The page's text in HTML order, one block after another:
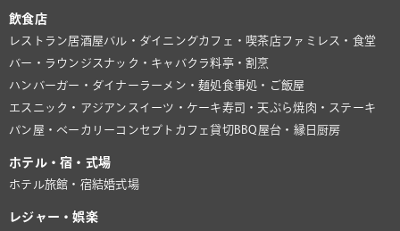
飲食店
レストラン居酒屋バル・ダイニングカフェ・喫茶店ファミレス・食堂
バー・ラウンジ スナック・キャバクラ料亭・割烹
ハンバーガー・ダイナーラーメン・麺処食事処・ご飯屋
エスニック・アジアン スイーツ・ケーキ寿司・天ぷら焼肉・ステーキ
パン屋・ベーカリー コンセプトカフェ貸切BBQ 屋台・縁日 厨房
ホテル・宿・式場
ホテル旅館・宿結婚式場
レジャー・娯楽